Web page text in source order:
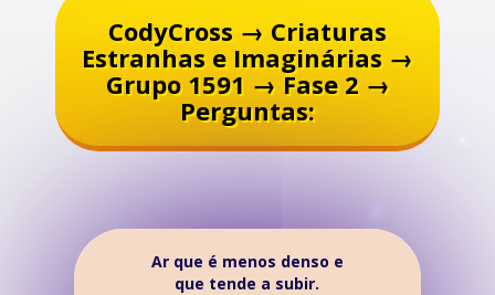
CodyCross → Criaturas
Estranhas e Imaginárias →
Grupo 1591 → Fase 2 →
Perguntas:
Ar que é menos denso e
que tende a subir.